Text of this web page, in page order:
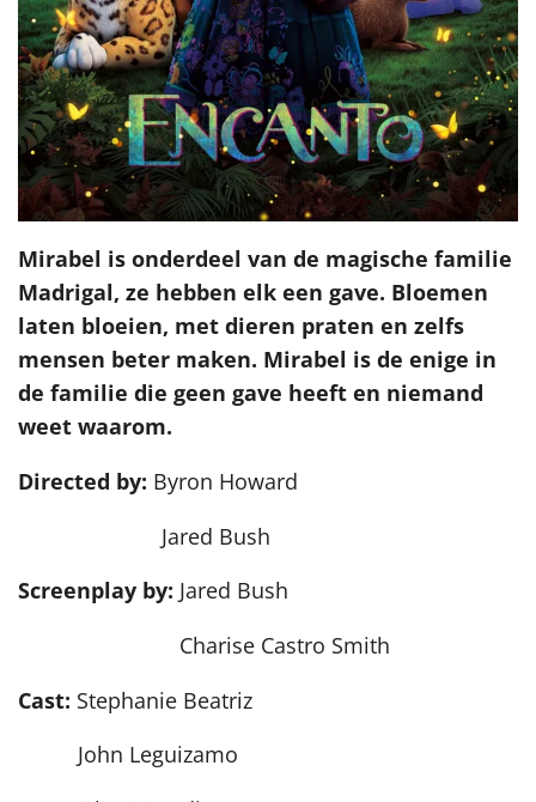
Mirabel is onderdeel van de magische familie
Madrigal, ze hebben elk een gave. Bloemen
laten bloeien, met dieren praten en zelfs
mensen beter maken. Mirabel is de enige in
de familie die geen gave heeft en niemand
weet waarom.
Directed by: Byron Howard
Jared Bush
Screenplay by: Jared Bush
Charise Castro Smith
Cast: Stephanie Beatriz
John Leguizamo